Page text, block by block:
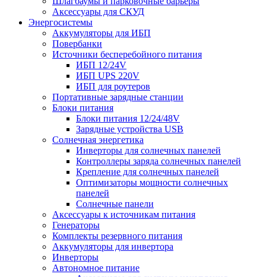
Аксессуары для СКУД
Энергосистемы
Аккумуляторы для ИБП
Повербанки
Источники бесперебойного питания
ИБП 12/24V
ИБП UPS 220V
ИБП для роутеров
Портативные зарядные станции
Блоки питания
Блоки питания 12/24/48V
Зарядные устройства USB
Солнечная энергетика
Инверторы для солнечных панелей
Контроллеры заряда солнечных панелей
Крепление для солнечных панелей
Оптимизаторы мощности солнечных
панелей
Солнечные панели
Аксессуары к источникам питания
Генераторы
Комплекты резервного питания
Аккумуляторы для инвертора
Инверторы
Автономное питание